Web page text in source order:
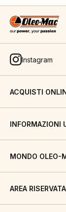
Instagram
ACQUISTI
INFORMAZIONI
MONDO OLEO-
AREA RISERVATA